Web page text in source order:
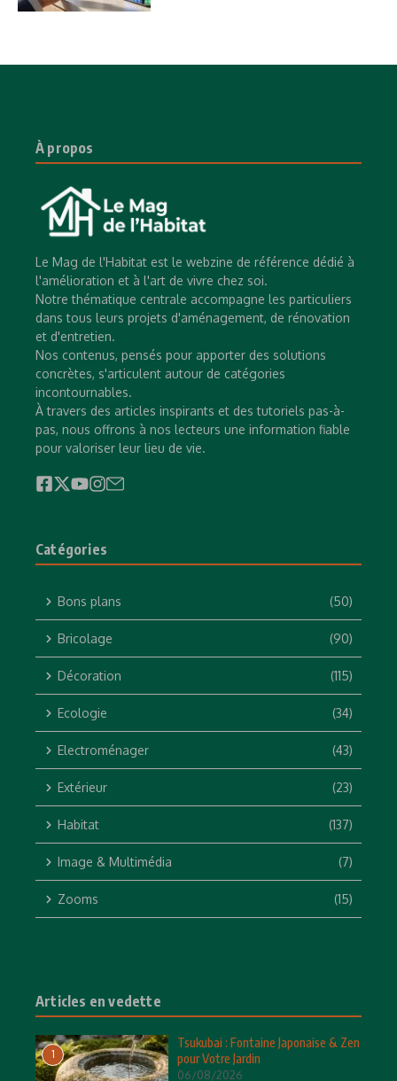
À propos
Le Mag de l'Habitat est le webzine de référence dédié à
l'amélioration et à l'art de vivre chez soi.
Notre thématique centrale accompagne les particuliers
dans tous leurs projets d'aménagement, de rénovation
et d'entretien.
Nos contenus, pensés pour apporter des solutions
concrètes, s'articulent autour de catégories
incontournables.
À travers des articles inspirants et des tutoriels pas-à-
pas, nous offrons à nos lecteurs une information fiable
pour valoriser leur lieu de vie.
Catégories
Bons plans (50)
Bricolage (90)
Décoration (115)
Ecologie (34)
Electroménager (43)
Extérieur (23)
Habitat (137)
Image & Multimédia (7)
Zooms (15)
Articles en vedette
1
Tsukubai : Fontaine Japonaise & Zen
pour Votre Jardin
06/08/2026